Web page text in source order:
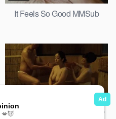
It Feels So Good MMSub
Flower and Snake 3 MMSub